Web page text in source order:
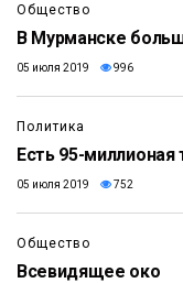
Общество
В Мурманске
05 июля 2019 996
Политика
Есть 95-миллионая
05 июля 2019 752
Общество
Всевидящее око